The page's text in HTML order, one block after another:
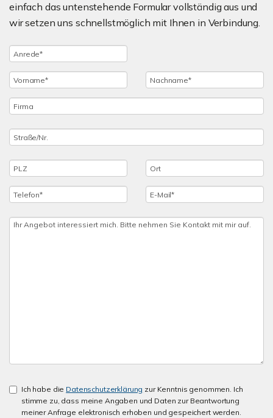
einfach das untenstehende Formular vollständig aus und
wir setzen uns schnellstmöglich mit Ihnen in Verbindung.
Ich habe die Datenschutzerklärung zur Kenntnis genommen. Ich
stimme zu, dass meine Angaben und Daten zur Beantwortung
meiner Anfrage elektronisch erhoben und gespeichert werden.